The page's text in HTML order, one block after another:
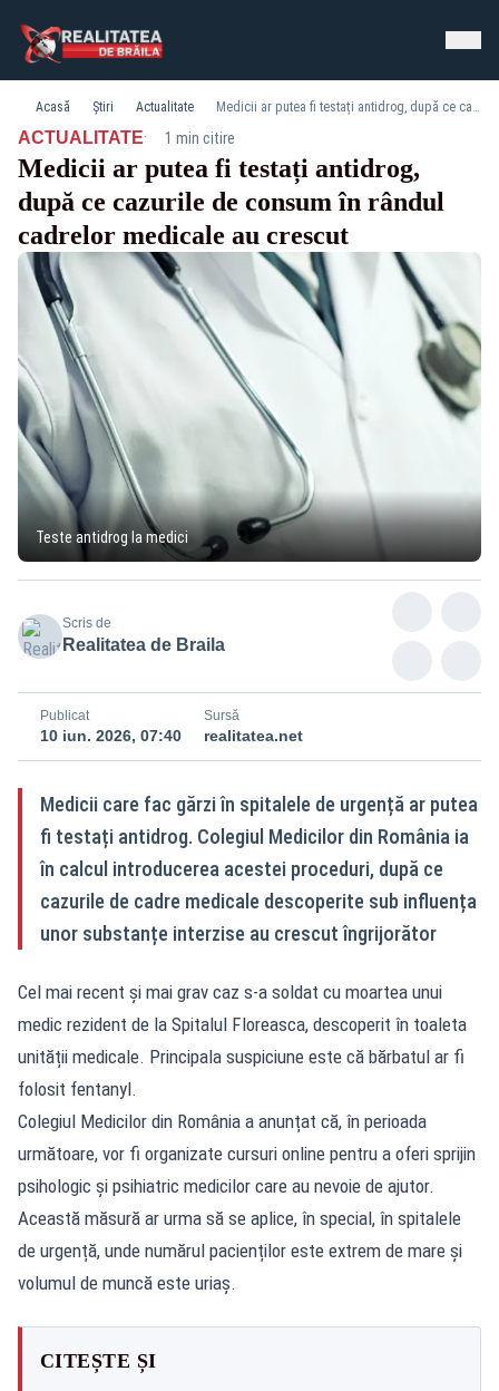
Acasă Știri Actualitate Medicii ar putea fi testați antidrog, după ce cazurile de consum în rândul cadrelor medicale au crescut
ACTUALITATE· 1 min citire
Medicii ar putea fi testați antidrog,
după ce cazurile de consum în rândul
cadrelor medicale au crescut
Teste antidrog la medici
Scris de
Realitatea de Braila
Publicat
10 iun. 2026, 07:40
Sursă
realitatea.net
Medicii care fac gărzi în spitalele de urgență ar putea
fi testați antidrog. Colegiul Medicilor din România ia
în calcul introducerea acestei proceduri, după ce
cazurile de cadre medicale descoperite sub influența
unor substanțe interzise au crescut îngrijorător
Cel mai recent și mai grav caz s-a soldat cu moartea unui
medic rezident de la Spitalul Floreasca, descoperit în toaleta
unității medicale. Principala suspiciune este că bărbatul ar fi
folosit fentanyl.
Colegiul Medicilor din România a anunțat că, în perioada
următoare, vor fi organizate cursuri online pentru a oferi sprijin
psihologic și psihiatric medicilor care au nevoie de ajutor.
Această măsură ar urma să se aplice, în special, în spitalele
de urgență, unde numărul pacienților este extrem de mare și
volumul de muncă este uriaș.
CITEȘTE ȘI